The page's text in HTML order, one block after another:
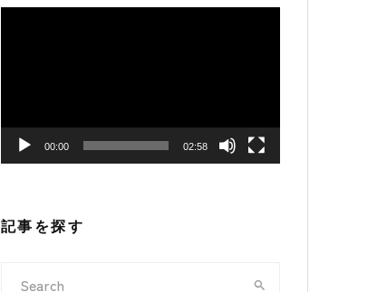
00:00 02:58
記事を探す